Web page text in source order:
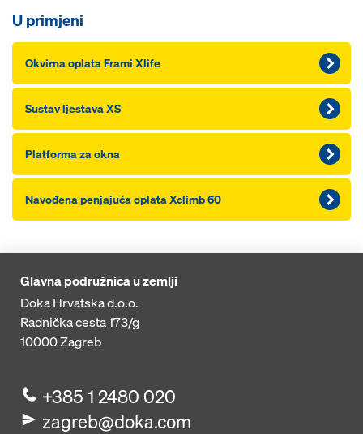
U primjeni
Okvirna oplata Frami Xlife
Sustav ljestava XS
Platforma za okna
Navođena penjajuća oplata Xclimb 60
Glavna podružnica u zemlji
Doka Hrvatska d.o.o.
Radnička cesta 173/g
10000Zagreb
+385 1 2480 020
zagreb@doka.com